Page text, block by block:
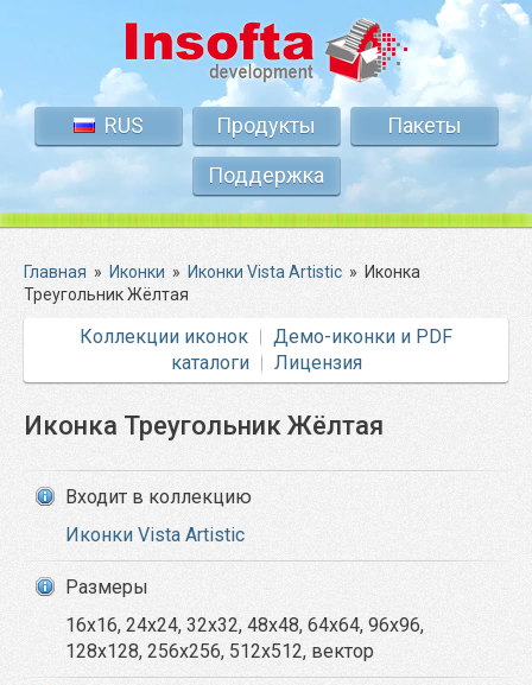
RUS Продукты
Пакеты
Поддержка
Главная » Иконки » Иконки Vista Artistic » Иконка
Треугольник Жёлтая
Коллекции иконок
Демо-иконки и PDF
каталоги
Лицензия
Иконка Треугольник Жёлтая
Входит в коллекцию
Иконки Vista Artistic
Размеры
16x16, 24x24, 32x32, 48x48, 64x64, 96x96,
128x128, 256x256, 512x512, вектор